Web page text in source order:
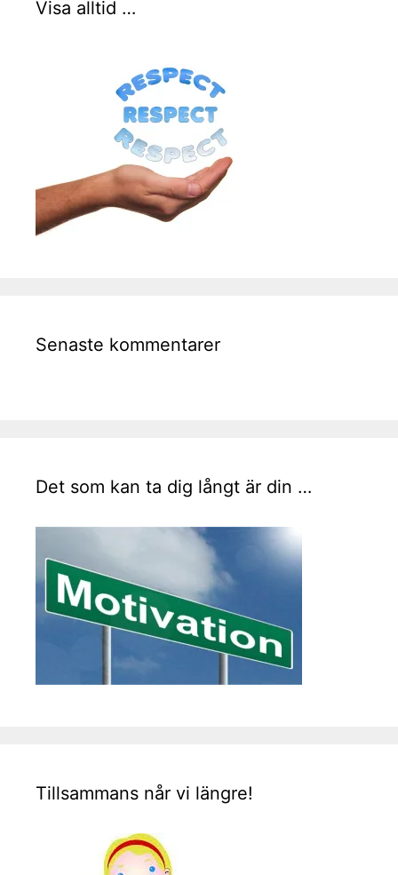
Visa alltid …
Senaste kommentarer
Det som kan ta dig långt är din …
Tillsammans når vi längre!